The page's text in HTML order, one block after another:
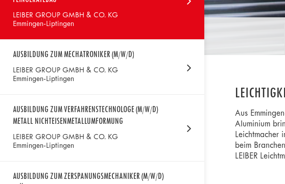
LEIBER GROUP GMBH & CO. KG
Emmingen-Liptingen
AUSBILDUNG ZUM MECHATRONIKER (M/W/D)
LEIBER GROUP GMBH & CO. KG
Emmingen-Liptingen
AUSBILDUNG ZUM VERFAHRENSTECHNOLOGE (M/W/D)
METALL NICHTEISENMETALLUMFORMUNG
LEIBER GROUP GMBH & CO. KG
Emmingen-Liptingen
AUSBILDUNG ZUM ZERSPANUNGSMECHANIKER (M/W/D)
Aus
Aluminium
Leichtmacher
beim
LEIBER